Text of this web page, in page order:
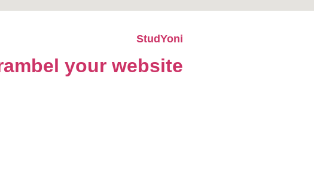
StudYoni
your website